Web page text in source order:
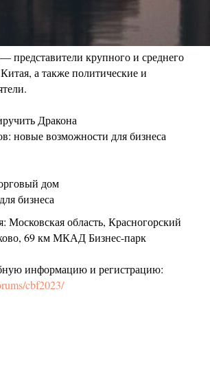
представители крупного и среднего
а также политические и
Дракона
новые возможности для бизнеса
дом
бизнеса
Московская область, Красногорский
69 км МКАД Бизнес-парк
информацию и регистрацию:
cbf2023/